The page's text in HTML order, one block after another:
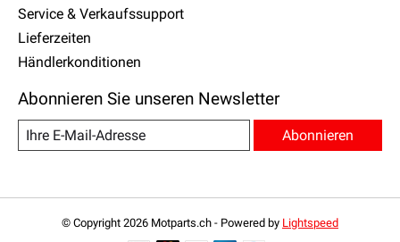
Service & Verkaufssupport
Lieferzeiten
Händlerkonditionen
Abonnieren Sie unseren Newsletter
Abonnieren
© Copyright 2026 Motparts.ch - Powered by Lightspeed